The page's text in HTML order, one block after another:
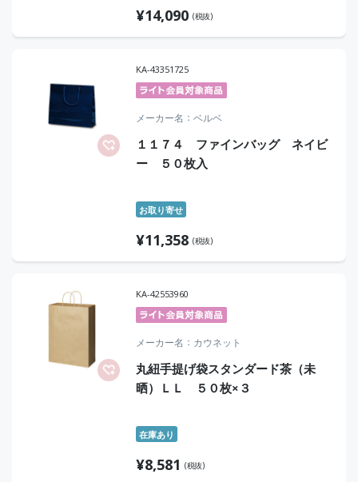
¥14,090 (税抜)
KA-43351725
メーカー名 ベルベ
１１７４ ファインバッグ ネイビ
ー ５０枚入
お取り寄せ
¥11,358 (税抜)
KA-42553960
メーカー名 カウネット
丸紐手提げ袋スタンダード茶（未
晒）ＬＬ ５０枚×３
在庫あり
¥8,581 (税抜)